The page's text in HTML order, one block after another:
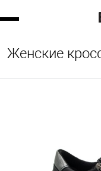
Женские